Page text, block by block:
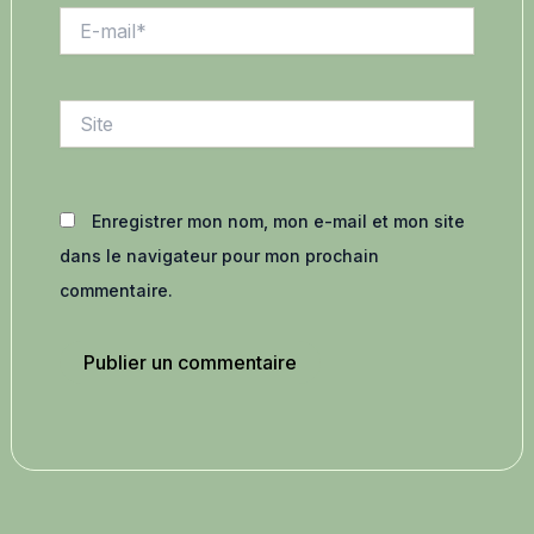
mail*
Enregistrer mon nom, mon e-mail et mon site
dans le navigateur pour mon prochain
commentaire.